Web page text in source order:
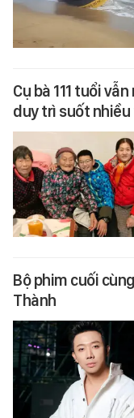
Cụ bà 111 tuổi
duy trì suốt nhiều
Bộ phim cuối
Thành